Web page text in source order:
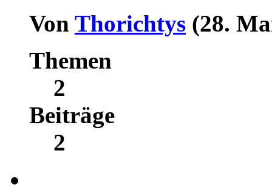
Von Thorichtys (28.
Themen
2
Beiträge
2